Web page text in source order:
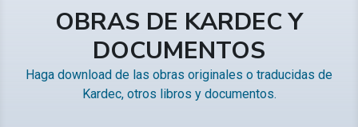
OBRAS DE KARDEC Y
DOCUMENTOS
Haga download de las obras originales o traducidas de
Kardec, otros libros y documentos.